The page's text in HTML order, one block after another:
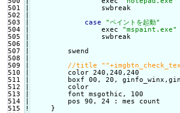
501
502
503
504
505
506
507
508
509
510
511
512
513
514
515
!
                swbreak
case
"ペイントを起動"
                exec
"mspaint.exe"
                swbreak
        swend
        color 240,240,240
boxf 00, 20,
        color
        font msgothic, 100
        pos 90, 24 : mes count
}